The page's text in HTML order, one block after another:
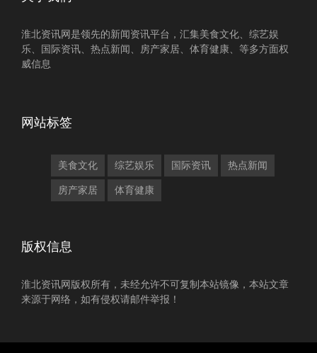
淮北资讯网是领先的新闻资讯平台，汇集美食文化、综艺娱
乐、国际资讯、热点新闻、房产家居、体育健康、等多方面权
威信息
网站标签
美食文化 综艺娱乐 国际资讯 热点新闻
房产家居 体育健康
版权信息
淮北资讯网版权所有，未经允许不可复制本站镜像，本站文章
来源于网络，如有侵权请邮件举报！